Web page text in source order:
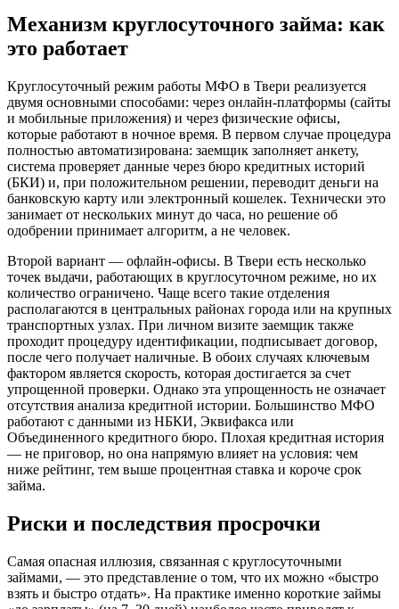
Механизм круглосуточного займа: как
это работает
Круглосуточный режим работы МФО в Твери реализуется
двумя основными способами: через онлайн-платформы (сайты
и мобильные приложения) и через физические офисы,
которые работают в ночное время. В первом случае процедура
полностью автоматизирована: заемщик заполняет анкету,
система проверяет данные через бюро кредитных историй
(БКИ) и, при положительном решении, переводит деньги на
банковскую карту или электронный кошелек. Технически это
занимает от нескольких минут до часа, но решение об
одобрении принимает алгоритм, а не человек.
Второй вариант — офлайн-офисы. В Твери есть несколько
точек выдачи, работающих в круглосуточном режиме, но их
количество ограничено. Чаще всего такие отделения
располагаются в центральных районах города или на крупных
транспортных узлах. При личном визите заемщик также
проходит процедуру идентификации, подписывает договор,
после чего получает наличные. В обоих случаях ключевым
фактором является скорость, которая достигается за счет
упрощенной проверки. Однако эта упрощенность не означает
отсутствия анализа кредитной истории. Большинство МФО
работают с данными из НБКИ, Эквифакса или
Объединенного кредитного бюро. Плохая кредитная история
— не приговор, но она напрямую влияет на условия: чем
ниже рейтинг, тем выше процентная ставка и короче срок
займа.
Риски и последствия просрочки
Самая опасная иллюзия, связанная с круглосуточными
займами, — это представление о том, что их можно «быстро
взять и быстро отдать». На практике именно короткие займы